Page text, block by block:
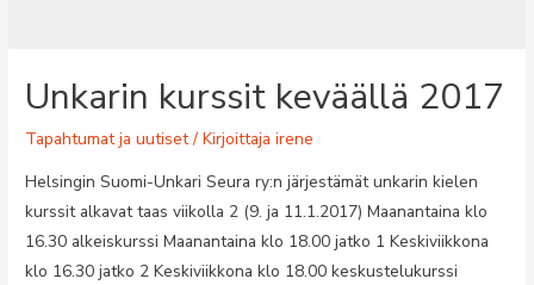
Unkarin kurssit keväällä 2017
Tapahtumat ja uutiset/ Kirjoittajairene
Helsingin Suomi-Unkari Seura ry:n järjestämät unkarin kielen
kurssit alkavat taas viikolla 2 (9. ja 11.1.2017) Maanantaina klo
16.30 alkeiskurssi Maanantaina klo 18.00 jatko 1 Keskiviikkona
klo 16.30 jatko 2 Keskiviikkona klo 18.00 keskustelukurssi